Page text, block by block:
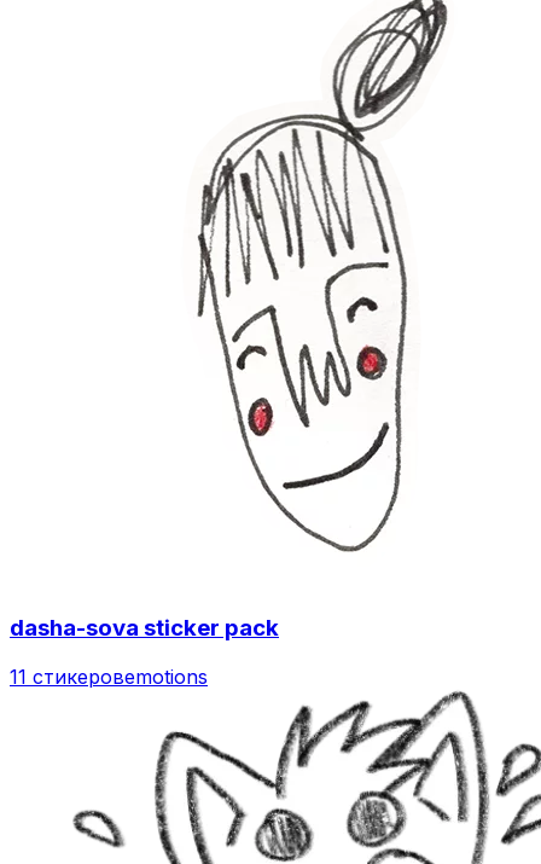
dasha-sova sticker pack
11 стикеровemotions